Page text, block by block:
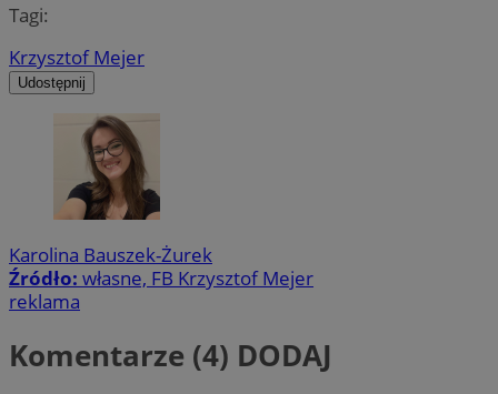
Tagi:
Krzysztof Mejer
Udostępnij
Karolina Bauszek-Żurek
Źródło: własne, FB Krzysztof Mejer
reklama
Komentarze (4) DODAJ